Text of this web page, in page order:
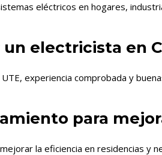
eléctricos en hogares,
electricista en
experiencia comprobada y
para
la eficiencia en residencias y